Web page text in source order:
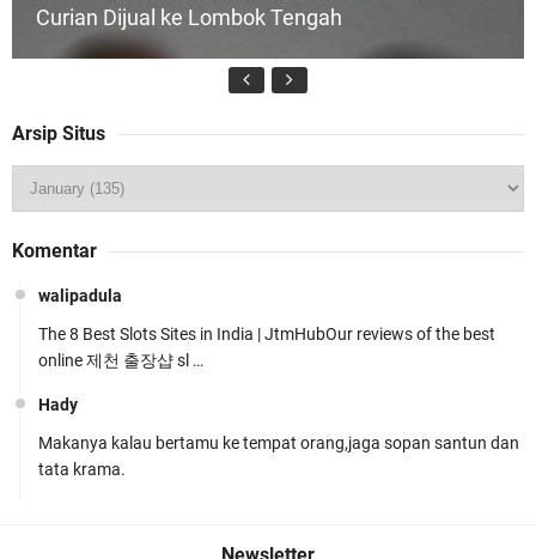
Curian Dijual ke Lombok Tengah
Curanmor Bersana BB
Polsek Gunungsari Kawal keamanan Acara
Arsip Situs
Komentar
walipadula
The 8 Best Slots Sites in India | JtmHubOur reviews of the best
online 제천 출장샵 sl …
Hady
Makanya kalau bertamu ke tempat orang,jaga sopan santun dan
tata krama.